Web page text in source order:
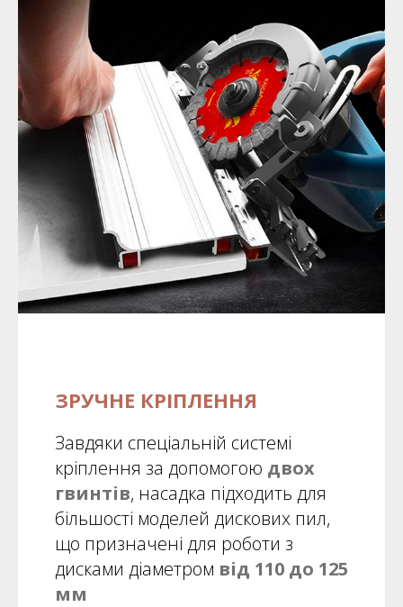
ЗРУЧНЕ КРІПЛЕННЯ
Завдяки спеціальній системі
кріплення за допомогою двох
гвинтів, насадка підходить для
більшості моделей дискових пил,
що призначені для роботи з
дисками діаметром від 110 до 125
мм